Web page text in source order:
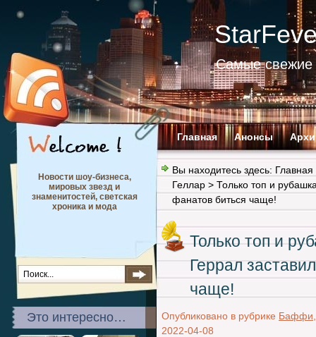
Самые свежие
Главная Анонсы
Новости шоу-бизнеса,
мировых звезд и
знаменитостей, светская
хроника и мода
Это интересно…
Вы находитесь здесь: Главная
Геллар > Только топ и
фанатов биться чаще!
Только топ и
Геррал
чаще!
Опубликовано в рубрике Баффи
2022-04-08